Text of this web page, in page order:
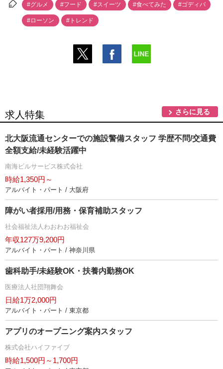
#グルメ #フード #スイーツ #食べてみた #ゴディバ
#ローソン #トレンド
求人特集 さらに見る
北大阪流通センターでの施設警備スタッフ 学歴不問/交通費
全額支給/未経験活躍中
南海ビルサービス株式会社
時給1,350円～
アルバイト・パート / 大阪府
障がい者採用/用務・保育補助スタッフ
社会福祉法人わおわお福祉会
年収127万9,200円
アルバイト・パート / 神奈川県
歯科助手/未経験OK・扶養内勤務OK
医療法人社団翔舞会
日給1万2,000円
アルバイト・パート / 東京都
アプリのオープニング案内スタッフ
株式会社ハイファイブ
時給1,500円～1,700円